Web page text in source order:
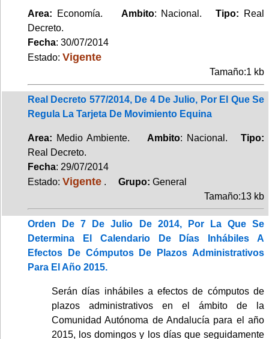
Area: Economía. Ambito: Nacional.Tipo:
Real
Decreto.
Fecha: 30/07/2014
Estado: Vigente
Tamaño:1 kb
Real Decreto 577/2014, De 4 De Julio, Por El Que Se
Regula La Tarjeta De Movimiento Equina
Area: Medio Ambiente. Ambito: Nacional.Tipo:
Real Decreto.
Fecha: 29/07/2014
Estado: Vigente . Grupo: General
Tamaño:13 kb
Orden De 7 De Julio De 2014, Por La Que Se
Determina El Calendario De Días Inhábiles A
Efectos De Cómputos De Plazos Administrativos
Para El Año 2015.
Serán días inhábiles a efectos de cómputos de
plazos administrativos en el ámbito de la
Comunidad Autónoma de Andalucía para el año
2015, los domingos y los días que seguidamente